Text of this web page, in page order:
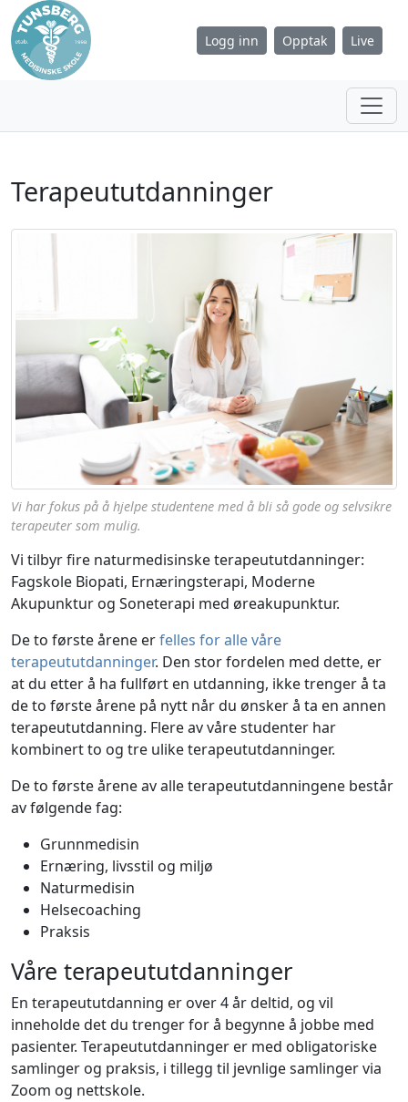
Logg inn Opptak Live
Terapeututdanninger
Vi har fokus på å hjelpe studentene med å bli så gode og selvsikre
terapeuter som mulig.
Vi tilbyr fire naturmedisinske terapeututdanninger:
Fagskole Biopati, Ernæringsterapi, Moderne
Akupunktur og Soneterapi med øreakupunktur.
De to første årene erfelles for alle våre
terapeututdanninger. Den stor fordelen med dette, er
at du etter å ha fullført en utdanning, ikke trenger å ta
de to første årene på nytt når du ønsker å ta en annen
terapeututdanning. Flere av våre studenter har
kombinert to og tre ulike terapeututdanninger.
De to første årene av alle terapeututdanningene består
av følgende fag:
Grunnmedisin
Ernæring, livsstil og miljø
Naturmedisin
Helsecoaching
Praksis
Våre terapeututdanninger
En terapeututdanning er over 4 år deltid, og vil
inneholde det du trenger for å begynne å jobbe med
pasienter. Terapeututdanninger er med obligatoriske
samlinger og praksis, i tillegg til jevnlige samlinger via
Zoom og nettskole.